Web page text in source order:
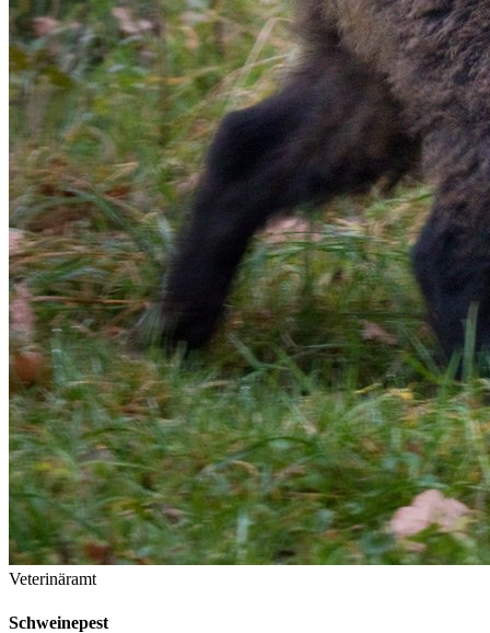
Veterinäramt
Schweinepest